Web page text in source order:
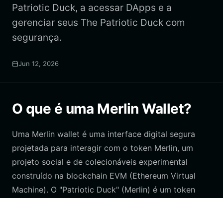
Patriotic Duck, a acessar DApps e a
gerenciar seus The Patriotic Duck com
segurança.
Jun 12, 2026
O que é uma Merlin Wallet?
Uma Merlin wallet é uma interface digital segura
projetada para interagir com o token Merlin, um
projeto social e de colecionáveis experimental
construído na blockchain EVM (Ethereum Virtual
Machine). O "Patriotic Duck" (Merlin) é um token